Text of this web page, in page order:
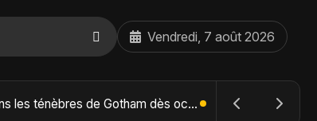
Vendredi, 7 août 2026
The Batman : Part II – Robert Pattinson replonge dans les ténèbres de Gotham dès octobre 2027